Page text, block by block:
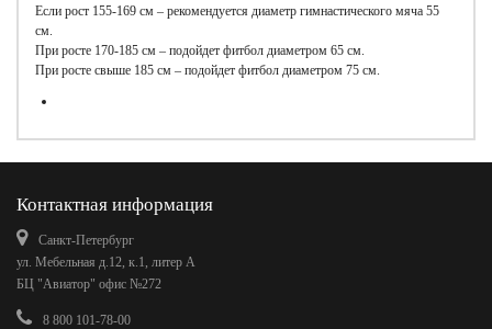
Если рост 155-169 см – рекомендуется диаметр гимнастического мяча 55
см.
При росте 170-185 см – подойдет фитбол диаметром 65 см.
При росте свыше 185 см – подойдет фитбол диаметром 75 см.
Контактная информация
Санкт-Петербург
ул. Мебельная д.12, к.1, литер А
БЦ "Авиатор" офис №272
8 800 101-78-00